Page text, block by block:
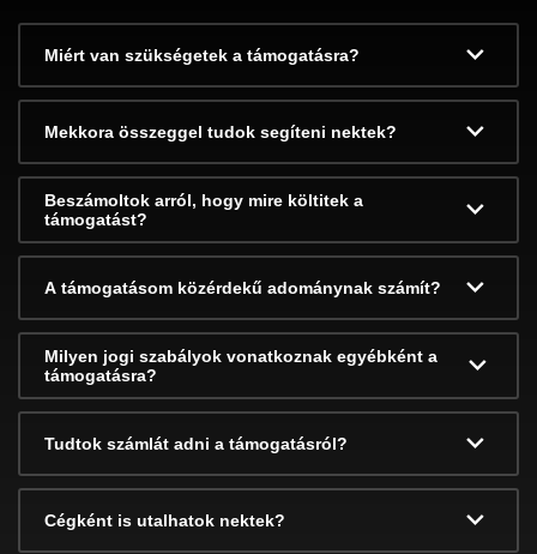
Miért van szükségetek a támogatásra?
Mekkora összeggel tudok segíteni nektek?
Beszámoltok arról, hogy mire költitek a
támogatást?
A támogatásom közérdekű adománynak számít?
Milyen jogi szabályok vonatkoznak egyébként a
támogatásra?
Tudtok számlát adni a támogatásról?
Cégként is utalhatok nektek?